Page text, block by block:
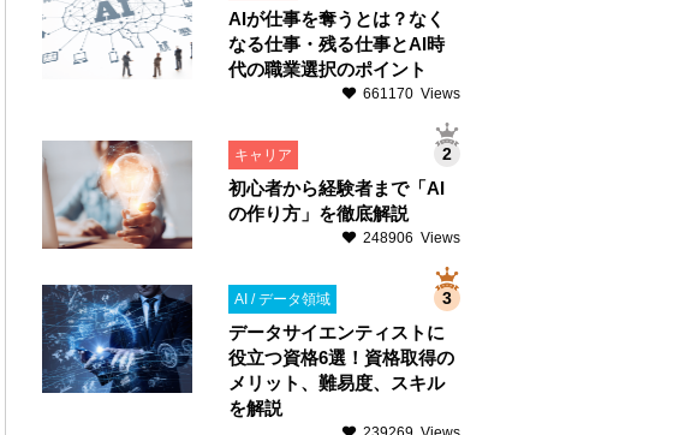
AIが仕事を奪うとは？なく
なる仕事・残る仕事とAI時
代の職業選択のポイント
661170 Views
キャリア
初心者から経験者まで「AI
の作り方」を徹底解説
248906 Views
AI / データ領域
データサイエンティストに
役立つ資格6選！資格取得の
メリット、難易度、スキル
を解説